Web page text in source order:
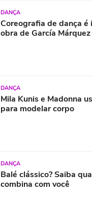
DANÇA
Coreografia de dança é
obra de García Márquez
DANÇA
Mila Kunis e Madonna
para modelar corpo
DANÇA
Balé clássico? Saiba
combina com você